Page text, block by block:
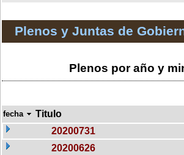
Plenos y Juntas de
Plenos por año y
fecha Titulo
20200731
20200626